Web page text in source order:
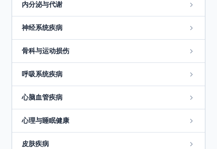
内分泌与代谢
神经系统疾病
骨科与运动损伤
呼吸系统疾病
心脑血管疾病
心理与睡眠健康
皮肤疾病